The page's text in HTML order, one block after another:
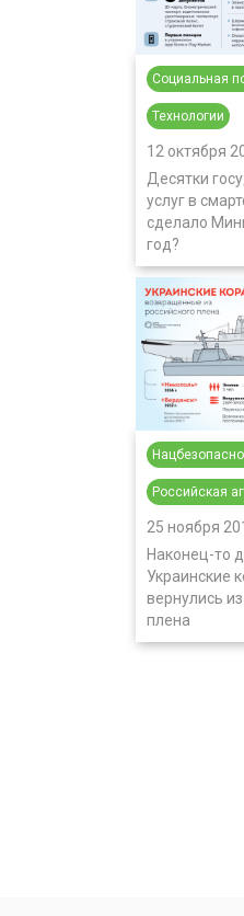
Социальная
Технологии
12 октября
Десятки
услуг в
сделало
год?
Российская
25 ноября
Наконец-то
Украинские
вернулись
плена